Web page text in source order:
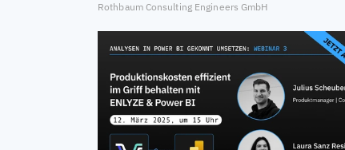
Rothbaum Consulting Engineers GmbH